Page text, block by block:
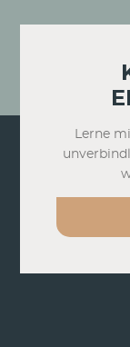
Lerne